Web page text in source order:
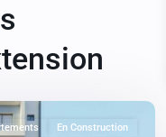
En Construction